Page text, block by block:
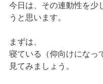
今日は、その連動性を少
うと思います。
まずは、
寝ている（仰向けになっ
見てみましょう。